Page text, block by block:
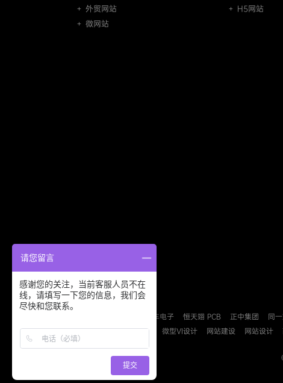
＋ 外贸网站
＋ H5网站
＋ 微网站
友情链接：
益力盛汽车电子 恒天翊 PCB 正中集团 同
B2B
B2C 检测认证 微型VI设计 网站建设 网站设计
请您留言
感谢您的关注，当前客服人员不在
线，请填写一下您的信息，我们会
尽快和您联系。
提交